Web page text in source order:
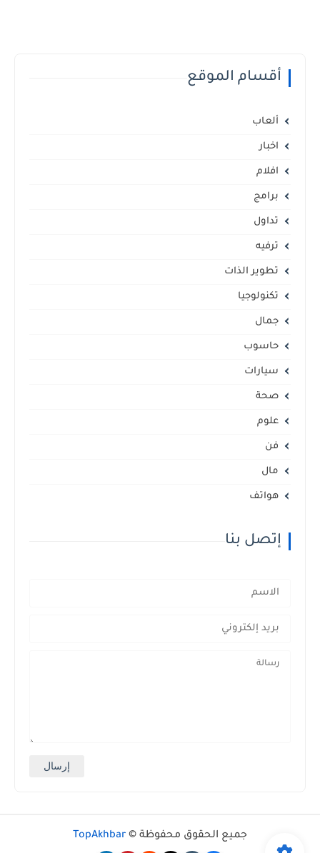
أقسام الموقع
ألعاب
اخبار
افلام
برامج
تداول
ترفيه
تطوير الذات
تكنولوجيا
جمال
حاسوب
سيارات
صحة
علوم
فن
مال
هواتف
إتصل بنا
جميع الحقوق محفوظة © TopAkhbar